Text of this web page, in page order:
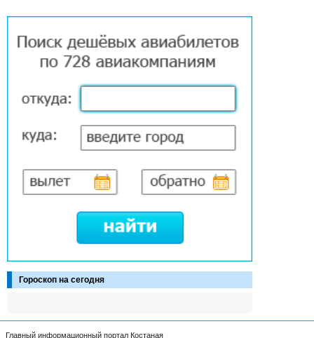
Гороскоп на сегодня
Главный информационный портал Костаная